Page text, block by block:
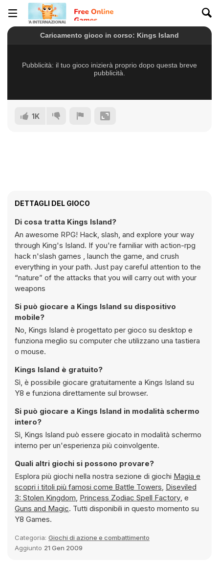
1K
DETTAGLI DEL GIOCO
Di cosa tratta Kings Island?
An awesome RPG! Hack, slash, and explore your way
through King's Island. If you're familiar with action-rpg
hack n'slash games , launch the game, and crush
everything in your path. Just pay careful attention to the
“nature” of the attacks that you will carry out with your
weapons
Si può giocare a Kings Island su dispositivo
mobile?
No, Kings Island è progettato per gioco su desktop e
funziona meglio su computer che utilizzano una tastiera
o mouse.
Kings Island è gratuito?
Sì, è possibile giocare gratuitamente a Kings Island su
Y8 e funziona direttamente sul browser.
Si può giocare a Kings Island in modalità schermo
intero?
Sì, Kings Island può essere giocato in modalità schermo
interno per un'esperienza più coinvolgente.
Quali altri giochi si possono provare?
Esplora più giochi nella nostra sezione di giochi Magia e
scopri i titoli più famosi come Battle Towers, Diseviled
3: Stolen Kingdom, Princess Zodiac Spell Factory, e
Guns and Magic. Tutti disponibili in questo momento su
Y8 Games.
Categoria: Giochi di azione e combattimento
Aggiunto 21 Gen 2009